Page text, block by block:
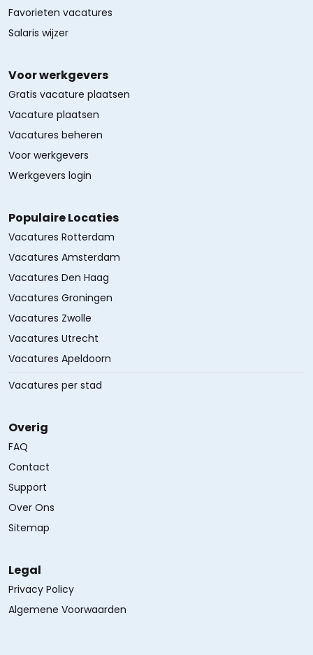
Favorieten vacatures
Salaris wijzer
Voor werkgevers
Gratis vacature plaatsen
Vacature plaatsen
Vacatures beheren
Voor werkgevers
Werkgevers login
Populaire Locaties
Vacatures Rotterdam
Vacatures Amsterdam
Vacatures Den Haag
Vacatures Groningen
Vacatures Zwolle
Vacatures Utrecht
Vacatures Apeldoorn
Vacatures per stad
Overig
FAQ
Contact
Support
Over Ons
Sitemap
Legal
Privacy Policy
Algemene Voorwaarden